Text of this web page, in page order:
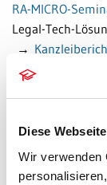
Diese
Wir verwenden
RA-MICRO-
Legal-Tech-
→
06.08.2026